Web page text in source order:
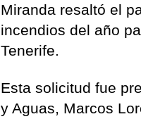
Miranda resaltó el
incendios del año
Tenerife.
Esta solicitud fue
y Aguas, Marcos